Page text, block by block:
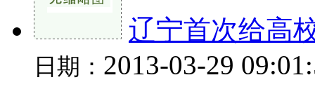
辽宁首次给高
日期： 2013-03-29